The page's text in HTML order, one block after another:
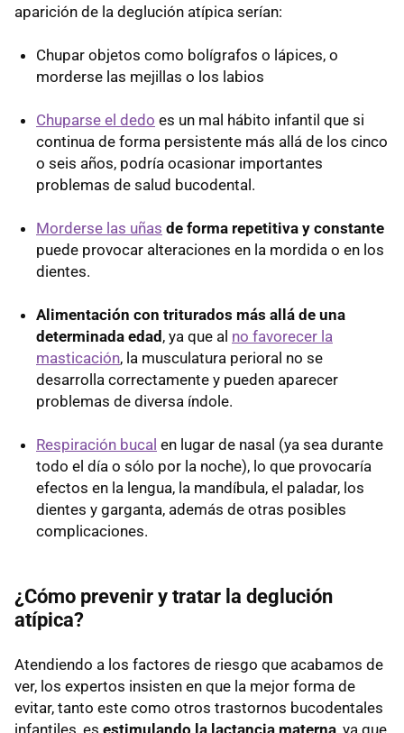
aparición de la deglución atípica serían:
Chupar objetos como bolígrafos o lápices, o
morderse las mejillas o los labios
Chuparse el dedo es un mal hábito infantil que si
continua de forma persistente más allá de los cinco
o seis años, podría ocasionar importantes
problemas de salud bucodental.
Morderse las uñas de forma repetitiva y constante
puede provocar alteraciones en la mordida o en los
dientes.
Alimentación con triturados más allá de una
determinada edad, ya que al no favorecer la
masticación, la musculatura perioral no se
desarrolla correctamente y pueden aparecer
problemas de diversa índole.
Respiración bucal en lugar de nasal (ya sea durante
todo el día o sólo por la noche), lo que provocaría
efectos en la lengua, la mandíbula, el paladar, los
dientes y garganta, además de otras posibles
complicaciones.
¿Cómo prevenir y tratar la deglución
atípica?
Atendiendo a los factores de riesgo que acabamos de
ver, los expertos insisten en que la mejor forma de
evitar, tanto este como otros trastornos bucodentales
infantiles, es estimulando la lactancia materna, ya que